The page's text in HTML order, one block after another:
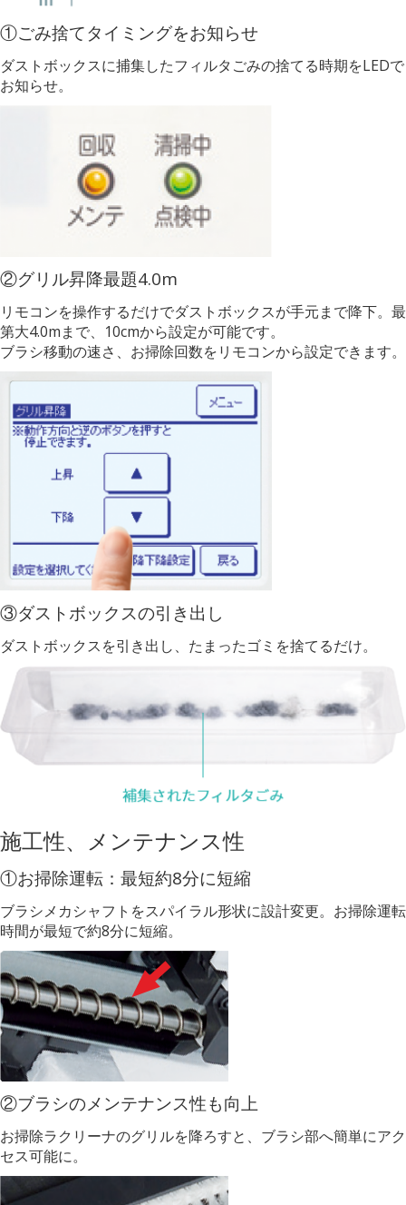
①ごみ捨てタイミングをお知らせ
ダストボックスに捕集したフィルタごみの捨てる時期をLEDで
お知らせ。
②グリル昇降最題4.0m
リモコンを操作するだけでダストボックスが手元まで降下。最
第大4.0mまで、10cmから設定が可能です。
ブラシ移動の速さ、お掃除回数をリモコンから設定できます。
③ダストボックスの引き出し
ダストボックスを引き出し、たまったゴミを捨てるだけ。
施工性、メンテナンス性
①お掃除運転：最短約8分に短縮
ブラシメカシャフトをスパイラル形状に設計変更。お掃除運転
時間が最短で約8分に短縮。
②ブラシのメンテナンス性も向上
お掃除ラクリーナのグリルを降ろすと、ブラシ部へ簡単にアク
セス可能に。